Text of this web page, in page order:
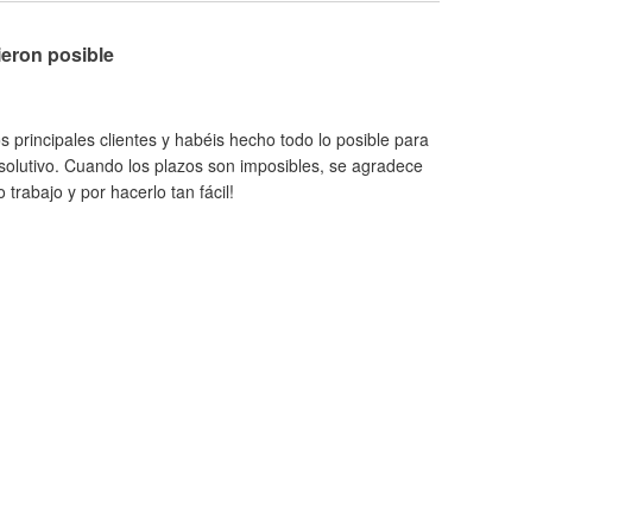
posible
clientes y habéis hecho todo lo posible para
Cuando los plazos son imposibles, se agradece
trabajo y por hacerlo tan fácil!